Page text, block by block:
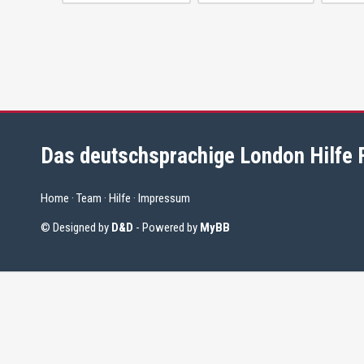
Das deutschsprachige London Hilfe
Home · Team · Hilfe · Impressum
© Designed by D&D - Powered by MyBB